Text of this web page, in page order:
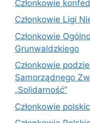
Członkowie
Członkowie Ligi
Członkowie
Grunwaldzkiego
Członkowie
Samorządnego
„Solidarność”
Członkowie